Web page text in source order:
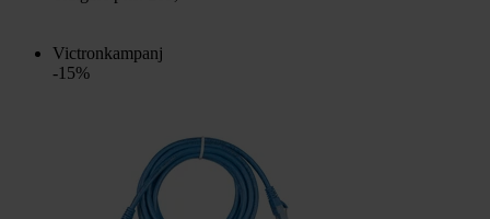
Victronkampanj
-15%